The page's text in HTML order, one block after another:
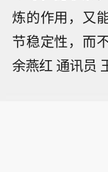
炼的作用，又
节稳定性，而
余燕红 通讯员